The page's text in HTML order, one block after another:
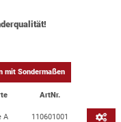
mit Sondermaßen
ArtNr.
A 110601001